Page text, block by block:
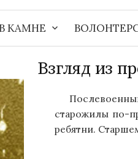
КАМНЕ
Взгляд из
старожилы по-
ребятни.